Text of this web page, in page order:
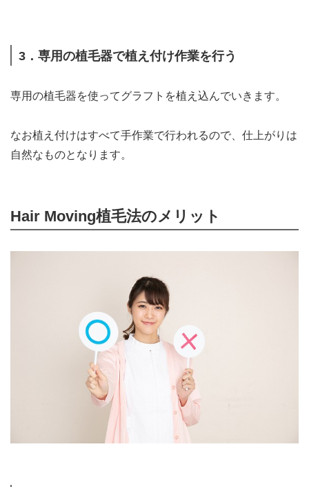
3．専用の植毛器で植え付け作業を行う
専用の植毛器を使ってグラフトを植え込んでいきます。
なお植え付けはすべて手作業で行われるので、仕上がりは
自然なものとなります。
Hair Moving植毛法のメリット